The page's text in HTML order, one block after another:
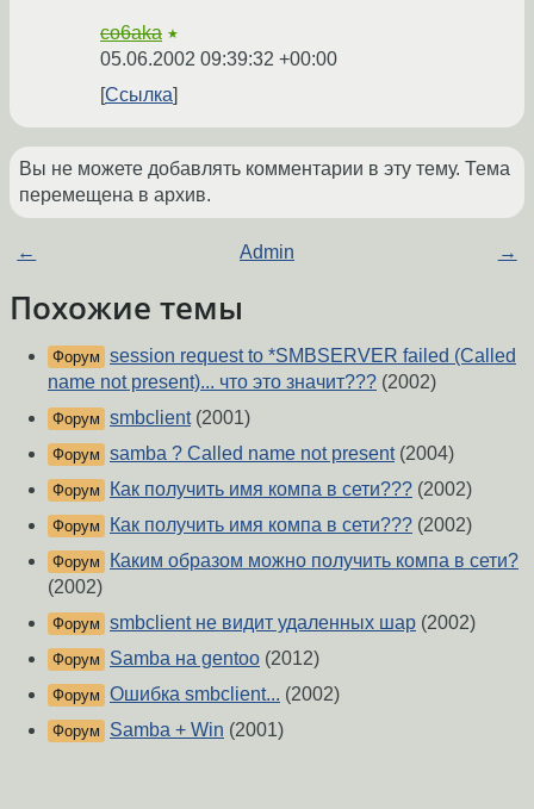
co6aka ★
05.06.2002 09:39:32 +00:00
Ссылка
Вы не можете добавлять комментарии в эту тему. Тема
перемещена в архив.
← Admin →
Похожие темы
Форум session request to *SMBSERVER failed (Called
name not present)... что это значит??? (2002)
Форум smbclient(2001)
Форум samba ? Called name not present(2004)
Форум Как получить имя компа в сети??? (2002)
Форум Как получить имя компа в сети??? (2002)
Форум
Каким образом можно получить компа в сети?
(2002)
Форум smbclient не видит удаленных шар (2002)
Форум Samba на gentoo (2012)
Форум Ошибка smbclient... (2002)
Форум Samba + Win (2001)